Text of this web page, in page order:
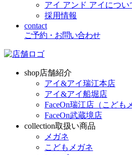
アイ アンド アイについ
採用情報
contact
ご予約・お問い合わせ
shop店舗紹介
アイ&アイ瑞江本店
アイ&アイ船堀店
FaceOn瑞江店（こども
FaceOn武蔵境店
collection取扱い商品
メガネ
こどもメガネ